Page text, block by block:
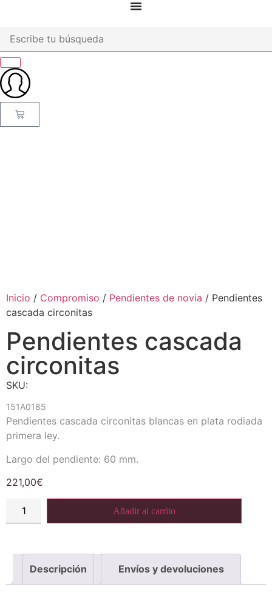
Inicio / Compromiso / Pendientes de novia / Pendientes
cascada circonitas
Pendientes cascada
circonitas
SKU:
151A0185
Pendientes cascada circonitas blancas en plata rodiada
primera ley.
Largo del pendiente: 60 mm.
221,00€
Añadir al carrito
Descripción Envíos y devoluciones